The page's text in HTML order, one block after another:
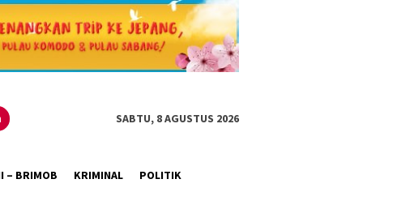
SABTU, 8 AGUSTUS 2026
– BRIMOB KRIMINAL POLITIK